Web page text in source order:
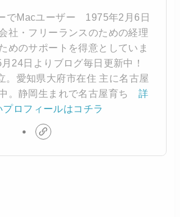
でMacユーザー 1975年2月6日
・フリーランスのための経理
めのサポートを得意としていま
24日よりブログ毎日更新中！
。愛知県大府市在住 主に名古屋
。静岡生まれで名古屋育ち 詳
プロフィールはコチラ